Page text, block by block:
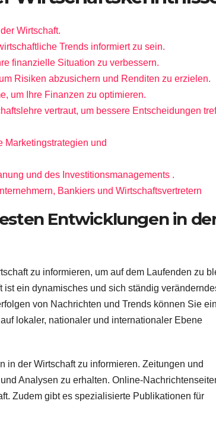
Wirtschaft.
Trends informiert zu sein.
finanzielle Situation zu verbessern.
Risiken abzusichern und Renditen zu erzielen.
um Ihre Finanzen zu optimieren.
vertraut, um bessere Entscheidungen
Marketingstrategien und
und des Investitionsmanagements .
Bankiers und Wirtschaftsvertretern
Entwicklungen in
zu informieren, um auf dem Laufenden zu
ein dynamisches und sich ständig
von Nachrichten und Trends können Sie ein
lokaler, nationaler und internationaler Ebene
in der Wirtschaft zu informieren. Zeitungen und
Analysen zu erhalten. Online-
Zudem gibt es spezialisierte Publikationen für